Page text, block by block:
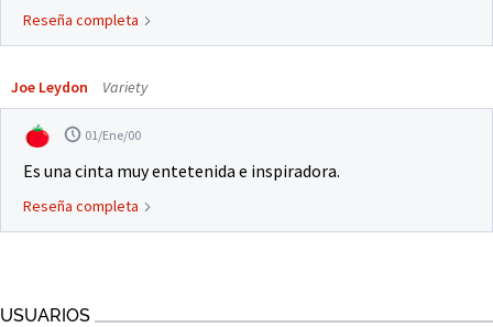
Reseña completa
Joe Leydon Variety
01/Ene/00
Es una cinta muy entetenida e inspiradora.
Reseña completa
USUARIOS